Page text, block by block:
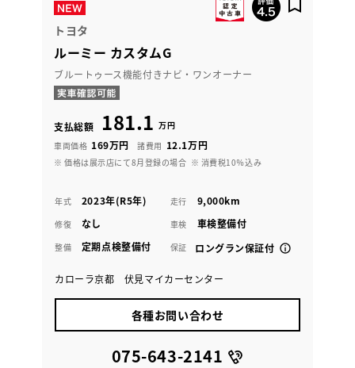
トヨタ
ルーミー カスタムG
ブルートゥース機能付きナビ・ワンオーナー
支払総額 181.1 万円
車両価格 169万円 諸費用 12.1万円
※ 価格は展示店にて8月登録の場合 ※ 消費税10％込み
年式 2023年(R5年) 走行 9,000km
修復 なし 車検 車検整備付
整備 定期点検整備付 保証 ロングラン保証付
カローラ京都 伏見マイカーセンター
各種お問い合わせ
075-643-2141